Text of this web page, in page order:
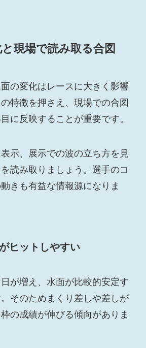
現場で読み取る合図
の変化はレースに大きく影響
特徴を押さえ、現場での合図
に反映することが重要です。
示、展示での波の立ち方を見
読み取りましょう。選手のコ
きも有益な情報源になりま
ヒットしやすい
が増え、水面が比較的安定す
そのためまくり差しや差しが
の成績が伸びる傾向がありま